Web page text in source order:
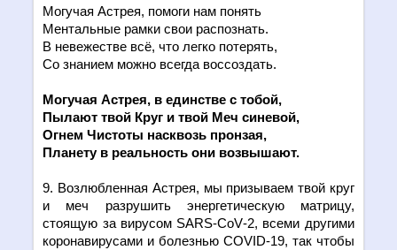
Могучая Астрея, помоги нам понять
Ментальные рамки свои распознать.
В невежестве всё, что легко потерять,
Со знанием можно всегда воссоздать.
Могучая Астрея, в единcтве с тобой,
Пылают твой Круг и твой Меч синевой,
Огнем Чистоты насквозь пронзая,
Планету в реальность они возвышают.
9. Возлюбленная Астрея, мы призываем твой круг
и меч разрушить энергетическую матрицу,
стоящую за вирусом SARS-CoV-2, всеми другими
коронавирусами и болезнью COVID-19, так чтобы